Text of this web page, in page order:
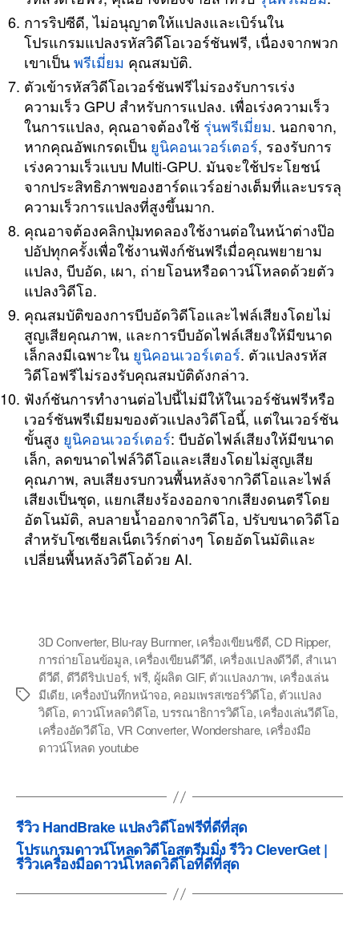
การริปซีดี, ไม่อนุญาตให้แปลงและเบิร์นใน
โปรแกรมแปลงรหัสวิดีโอเวอร์ชันฟรี, เนื่องจากพวก
เขาเป็นพรีเมี่ยม คุณสมบัติ.
ตัวเข้ารหัสวิดีโอเวอร์ชันฟรีไม่รองรับการเร่ง
ความเร็ว GPU สำหรับการแปลง. เพื่อเร่งความเร็ว
ในการแปลง, คุณอาจต้องใช้ รุ่นพรีเมี่ยม. นอกจาก,
หากคุณอัพเกรดเป็น ยูนิคอนเวอร์เตอร์, รองรับการ
เร่งความเร็วแบบ Multi-GPU. มันจะใช้ประโยชน์
จากประสิทธิภาพของฮาร์ดแวร์อย่างเต็มที่และบรรลุ
ความเร็วการแปลงที่สูงขึ้นมาก.
คุณอาจต้องคลิกปุ่มทดลองใช้งานต่อในหน้าต่างป๊อ
ปอัปทุกครั้งเพื่อใช้งานฟังก์ชันฟรีเมื่อคุณพยายาม
แปลง, บีบอัด, เผา, ถ่ายโอนหรือดาวน์โหลดด้วยตัว
แปลงวิดีโอ.
คุณสมบัติของการบีบอัดวิดีโอและไฟล์เสียงโดยไม่
สูญเสียคุณภาพ, และการบีบอัดไฟล์เสียงให้มีขนาด
เล็กลงมีเฉพาะใน ยูนิคอนเวอร์เตอร์. ตัวแปลงรหัส
วิดีโอฟรีไม่รองรับคุณสมบัติดังกล่าว.
ฟังก์ชันการทำงานต่อไปนี้ไม่มีให้ในเวอร์ชันฟรีหรือ
เวอร์ชันพรีเมียมของตัวแปลงวิดีโอนี้, แต่ในเวอร์ชัน
ขั้นสูง ยูนิคอนเวอร์เตอร์: บีบอัดไฟล์เสียงให้มีขนาด
เล็ก, ลดขนาดไฟล์วิดีโอและเสียงโดยไม่สูญเสีย
คุณภาพ, ลบเสียงรบกวนพื้นหลังจากวิดีโอและไฟล์
เสียงเป็นชุด, แยกเสียงร้องออกจากเสียงดนตรีโดย
อัตโนมัติ, ลบลายน้ำออกจากวิดีโอ, ปรับขนาดวิดีโอ
สำหรับโซเชียลเน็ตเวิร์กต่างๆ โดยอัตโนมัติและ
เปลี่ยนพื้นหลังวิดีโอด้วย AI.
แท็ก
3D Converter, Blu-ray Burnner, เครื่องเขียนซีดี, CD Ripper,
การถ่ายโอนข้อมูล, เครื่องเขียนดีวีดี, เครื่องแปลงดีวีดี, สำเนา
ดีวีดี, ดีวีดีริปเปอร์, ฟรี, ผู้ผลิต GIF, ตัวแปลงภาพ, เครื่องเล่น
มีเดีย, เครื่องบันทึกหน้าจอ, คอมเพรสเซอร์วิดีโอ, ตัวแปลง
วิดีโอ, ดาวน์โหลดวิดีโอ, บรรณาธิการวิดีโอ, เครื่องเล่นวีดีโอ,
เครื่องอัดวีดีโอ, VR Converter,Wondershare, เครื่องมือ
ดาวน์โหลด youtube
รีวิว HandBrake แปลงวิดีโอฟรีที่ดีที่สุด
โปรแกรมดาวน์โหลดวิดีโอสตรีมมิ่ง รีวิว CleverGet |
รีวิวเครื่องมือดาวน์โหลดวิดีโอที่ดีที่สุด